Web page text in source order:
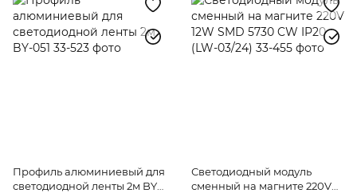
Профиль алюминиевый для
светодиодной ленты 2м BY-
Светодиодный модуль
сменный на магните 220V